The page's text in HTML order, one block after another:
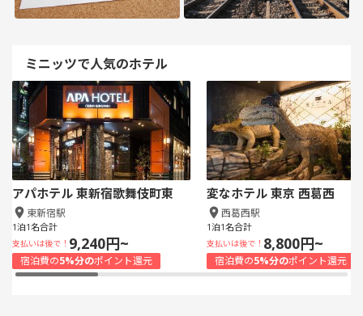
ミニッツで人気のホテル
アパホテル 東新宿歌舞伎町東
東新宿駅
1泊1名合計
支払いは後で！ 9,240円~
宿泊費の5%分のポイント還元
変なホテル 東京 西葛西
西葛西駅
1泊1名合計
支払いは後で！ 8,800円~
宿泊費の5%分のポイント還元